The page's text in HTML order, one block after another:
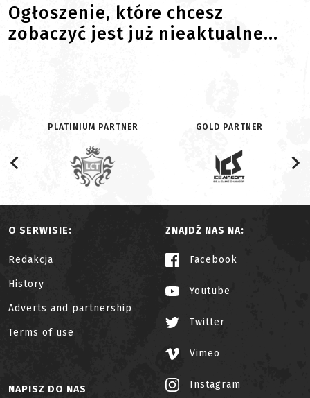
Ogłoszenie, które chcesz
zobaczyć jest już nieaktualne...
PLATINIUM PARTNER GOLD PARTNER
O SERWISIE:
Redakcja
History
Adverts and partnership
Terms of use
ZNAJDŹ NAS NA:
Facebook
Youtube
Twitter
Vimeo
Instagram
NAPISZ DO NAS